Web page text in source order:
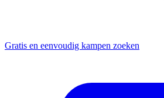
Gratis en eenvoudig kampen zoeken